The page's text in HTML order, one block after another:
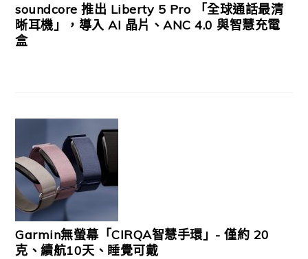
soundcore 推出 Liberty 5 Pro 「全球通話最清
晰耳機」，導入 AI 晶片、ANC 4.0 與智慧充電
盒
Garmin無螢幕「CIRQA智慧手環」- 僅約 20
克、續航10天、睡覺可戴